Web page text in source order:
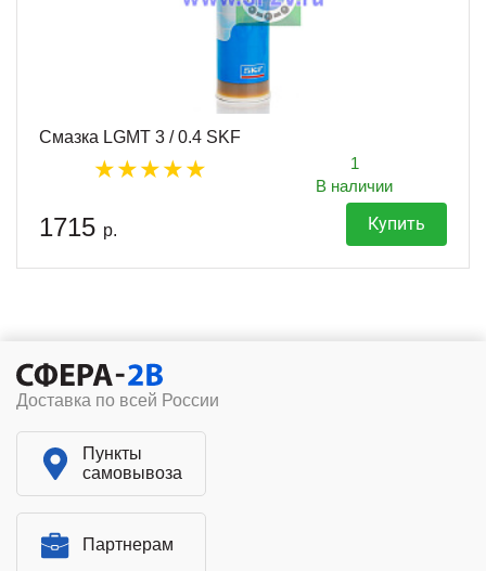
Смазка LGMT 3 / 0.4 SKF
1
В наличии
1715 р. Купить
Доставка по всей России
Пункты
самовывоза
Партнерам